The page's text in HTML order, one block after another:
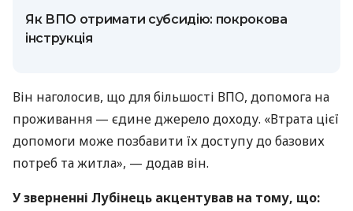
Як ВПО отримати субсидію: покрокова
інструкція
Він наголосив, що для більшості ВПО, допомога на
проживання — єдине джерело доходу. «Втрата цієї
допомоги може позбавити їх доступу до базових
потреб та житла», — додав він.
У зверненні Лубінець акцентував на тому, що: